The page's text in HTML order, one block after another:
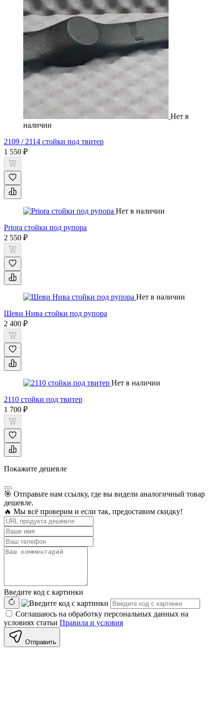
Нет в
наличии
2109 / 2114 стойки под твитер
1 550 ₽
Нет в наличии
Priora стойки под рупора
2 550 ₽
Нет в наличии
Шеви Нива стойки под рупора
2 400 ₽
Нет в наличии
2110 стойки под твитер
1 700 ₽
Покажите дешевле
🎯 Отправьте нам ссылку, где вы видели аналогичный товар
дешевле.
🔥 Мы всё проверим и если так, предоставим скидку!
Введите код с картинки
Соглашаюсь на обработку персональных данных на
условиях статьи Правила и условия
Отправить